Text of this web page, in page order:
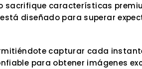
sacrifique características
diseñado para superar
capturar cada
para obtener imágenes